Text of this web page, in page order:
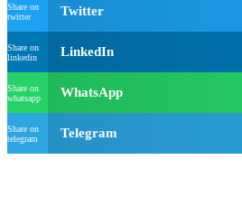
Share on
twitter
Twitter
Share on
linkedin
LinkedIn
Share on
whatsapp
WhatsApp
Share on
telegram
Telegram